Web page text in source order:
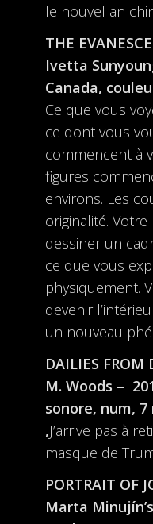
le nouvel an
THE
Ivetta
Canada,
Ce que vous
ce dont vous
commencent à
figures
environs. Les
originalité.
dessiner un
ce que vous
physiquement.
devenir
un nouveau
DAILIES FROM
M. Woods –
sonore, num, 7
,J’arrive pas à
masque de
PORTRAIT OF
Marta